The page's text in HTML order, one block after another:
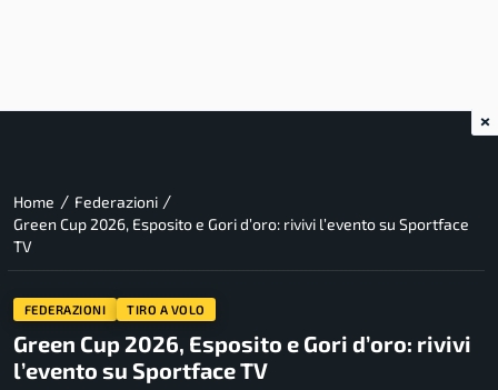
Home / Federazioni /
Green Cup 2026, Esposito e Gori d’oro: rivivi l’evento su Sportface
TV
FEDERAZIONI TIRO A VOLO
Green Cup 2026, Esposito e Gori d’oro: rivivi
l’evento su Sportface TV
×